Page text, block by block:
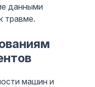
данными
травме.
машин и